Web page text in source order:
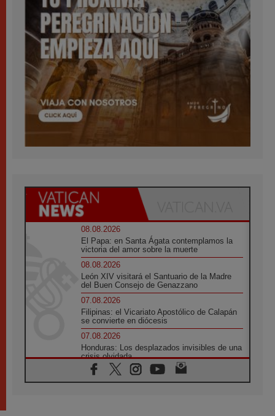
08.08.2026
El Papa: en Santa Ágata contemplamos la
victoria del amor sobre la muerte
08.08.2026
León XIV visitará el Santuario de la Madre
del Buen Consejo de Genazzano
07.08.2026
Filipinas: el Vicariato Apostólico de Calapán
se convierte en diócesis
07.08.2026
Honduras: Los desplazados invisibles de una
crisis olvidada
07.08.2026
Bokalic: "En Argentina el Papa León señalará